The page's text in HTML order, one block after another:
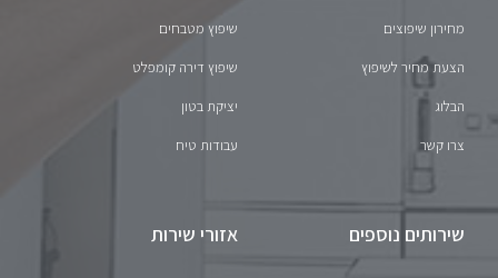
מחירון שיפוצים
הצעת מחיר לשיפוץ
הבלוג
צרו קשר
שיפוץ מטבחים
שיפוץ דירה קומפלט
יציקת בטון
עבודות טיח
שירותים נוספים אזורי שירות